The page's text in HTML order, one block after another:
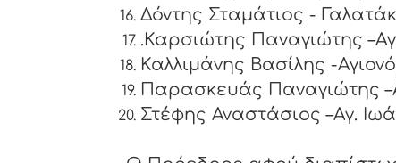
Δόντης
.Καρσιώτης Παναγιώτης
Καλλιμάνης Βασίλης -
Παρασκευάς Παναγιώτης
Στέφης Αναστάσιος –Αγ.